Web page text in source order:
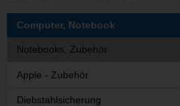
Computer, Notebook
Notebooks, Zubehör
Apple - Zubehör
Diebstahlsicherung